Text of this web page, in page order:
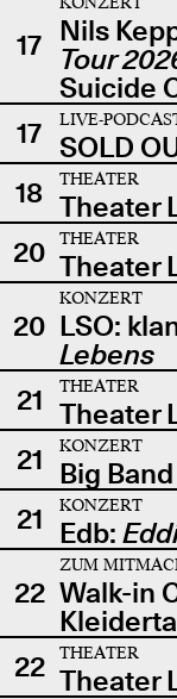
17 Nils
Tour
Suicide
17
LIVE-
SOLD
18
THEATER
Theater
20
THEATER
Theater
20
KONZERT
LSO:
Lebens
21
THEATER
Theater
21
KONZERT
Big
21
KONZERT
Edb:
22
ZUM
Walk-in
22
THEATER
Theater